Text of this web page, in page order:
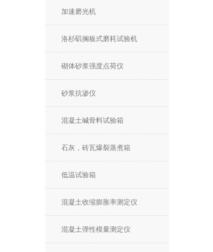
加速磨光机
洛杉矶搁板式磨耗试验机
砌体砂浆强度点荷仪
砂浆抗渗仪
混凝土碱骨料试验箱
石灰，砖瓦爆裂蒸煮箱
低温试验箱
混凝土收缩膨胀率测定仪
混凝土弹性模量测定仪